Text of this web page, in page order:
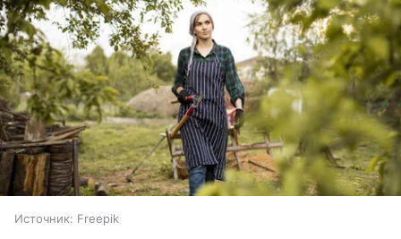
Источник: Freepik